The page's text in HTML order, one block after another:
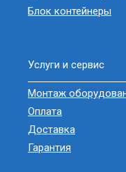
Блок контейнеры
Услуги и сервис
Монтаж
Оплата
Доставка
Гарантия